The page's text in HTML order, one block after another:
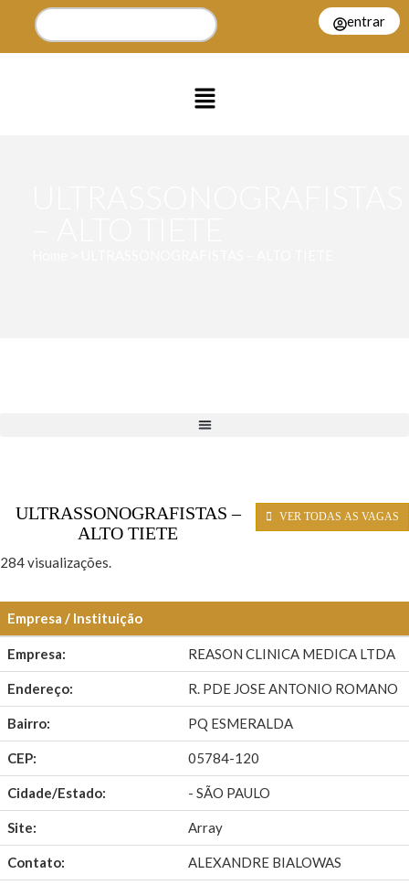
entrar
VER TODAS AS VAGAS
ULTRASSONOGRAFISTAS –
ALTO TIETE
284 visualizações.
Empresa / Instituição
Empresa: REASON CLINICA MEDICA LTDA
Endereço: R. PDE JOSE ANTONIO ROMANO
Bairro: PQ ESMERALDA
CEP: 05784-120
Cidade/Estado: - SÃO PAULO
Site: Array
Contato: ALEXANDRE BIALOWAS